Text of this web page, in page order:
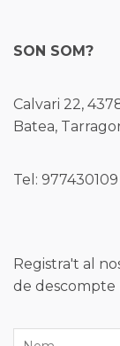
SON SOM?
Calvari 22,
Batea,
Tel: 977430109
Registra't al
de descompte